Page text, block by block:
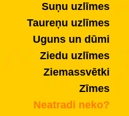
Suņu uzlīmes
Taureņu uzlīmes
Uguns un dūmi
Ziedu uzlīmes
Ziemassvētki
Zīmes
Neatradi neko?